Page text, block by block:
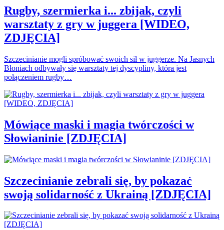
Rugby, szermierka i... zbijak, czyli
warsztaty z gry w juggera [WIDEO,
ZDJĘCIA]
Szczecinianie mogli spróbować swoich sił w juggerze. Na Jasnych
Błoniach odbywały się warsztaty tej dyscypliny, która jest
połączeniem rugby…
Mówiące maski i magia twórczości w
Słowianinie [ZDJĘCIA]
Szczecinianie zebrali się, by pokazać
swoją solidarność z Ukrainą [ZDJĘCIA]